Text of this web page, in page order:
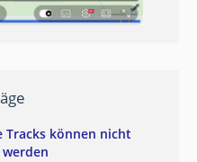
Tracks können nicht